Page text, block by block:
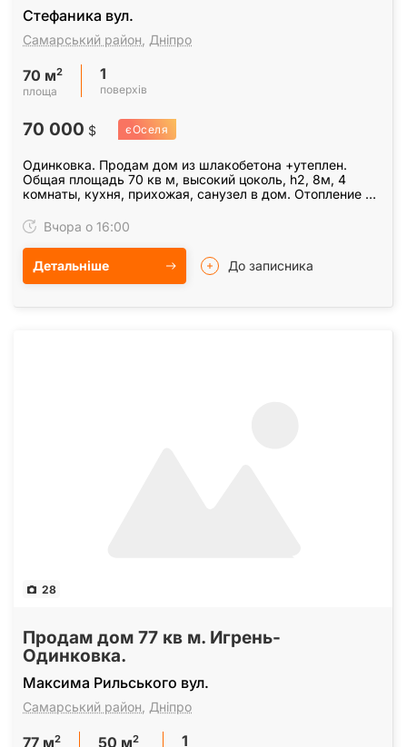
Стефаника вул.
Самарський район Дніпро
70 м2
площа
1
поверхів
70 000 $ єОселя
Одинковка. Продам дом из шлакобетона +утеплен.
Общая площадь 70 кв м, высокий цоколь, h2, 8м, 4
комнаты, кухня, прихожая, санузел в дом. Отопление 2х
Вчора о 16:00
Детальніше До записника
28
Продам дом 77 кв м. Игрень-
Одинковка.
Максима Рильського вул.
Самарський район Дніпро
77 м2 50 м2 1